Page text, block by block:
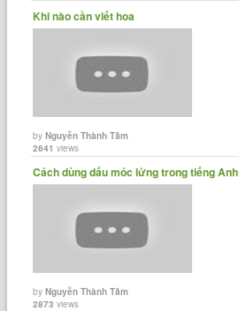
Khi nào cần viết hoa
byNguyễn Thành Tâm
2641 views
Cách dùng dấu móc lửng trong tiếng Anh
byNguyễn Thành Tâm
2873 views